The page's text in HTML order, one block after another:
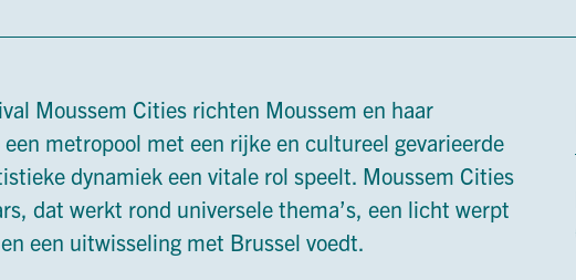
Moussem Cities richten Moussem en haar
metropool met een rijke en cultureel gevarieerde
dynamiek een vitale rol speelt. Moussem Cities
dat werkt rond universele thema’s, een licht werpt
een uitwisseling met Brussel voedt.